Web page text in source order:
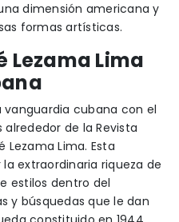
dimensión americana y
formas artísticas.
Lezama Lima
vanguardia cubana con el
de la Revista
Lezama Lima. Esta
extraordinaria riqueza de
estilos dentro del
y búsquedas que le dan